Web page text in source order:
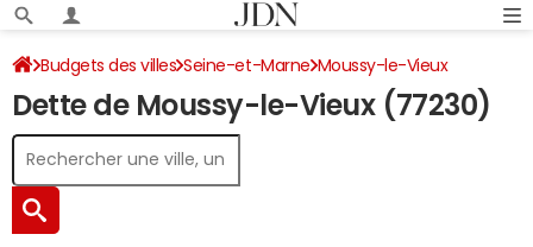
Budgets des villes Seine-et-Marne Moussy-le-Vieux
Dette au 31/12/2024
Dette de Moussy-le-Vieux (77230)